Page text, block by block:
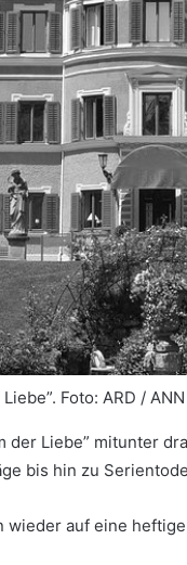
Foto: ARD /
der Liebe” mitunter
bis hin zu
auf eine